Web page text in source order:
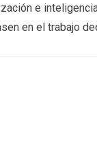
e
en el trabajo